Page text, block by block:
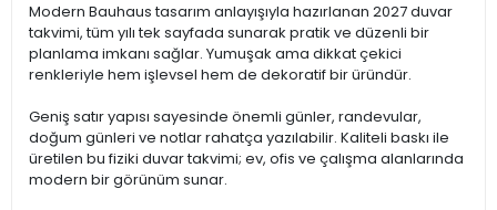
Modern Bauhaus tasarım anlayışıyla hazırlanan 2027 duvar
takvimi, tüm yılı tek sayfada sunarak pratik ve düzenli bir
planlama imkanı sağlar. Yumuşak ama dikkat çekici
renkleriyle hem işlevsel hem de dekoratif bir üründür.
Geniş satır yapısı sayesinde önemli günler, randevular,
doğum günleri ve notlar rahatça yazılabilir. Kaliteli baskı ile
üretilen bu fiziki duvar takvimi; ev, ofis ve çalışma alanlarında
modern bir görünüm sunar.